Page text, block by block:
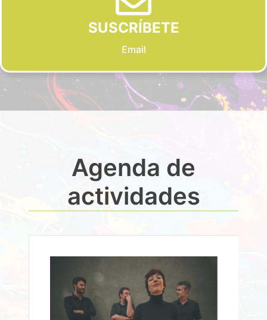
SUSCRÍBETE
Email
Agenda de
actividades